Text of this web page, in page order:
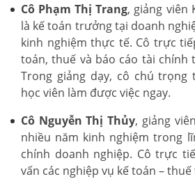
Cô Phạm Thị Trang, giảng viên
là kế toán trưởng tại doanh
kinh nghiệm thực tế. Cô trực
toán, thuế và báo cáo tài chính
Trong giảng dạy, cô chú trọng
học viên làm được việc ngay.
Cô Nguyễn Thị Thủy, giảng
nhiều năm kinh nghiệm trong
chính doanh nghiệp. Cô trực
vấn các nghiệp vụ kế toán –